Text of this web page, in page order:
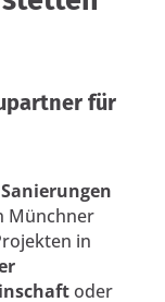
für
Sanierungen
Münchner
in
oder